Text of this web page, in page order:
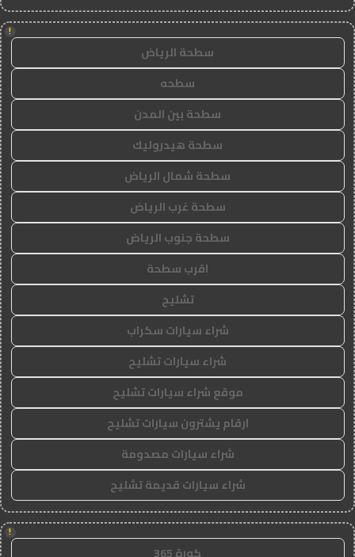
!
سطحة الرياض
سطحه
سطحة بين المدن
سطحة هيدروليك
سطحة شمال الرياض
سطحة غرب الرياض
سطحة جنوب الرياض
اقرب سطحة
تشليح
شراء سيارات سكراب
شراء سيارات تشليح
موقع شراء سيارات تشليح
ارقام يشترون سيارات تشليح
شراء سيارات مصدومة
شراء سيارات قديمة تشليح
!
كورة 365